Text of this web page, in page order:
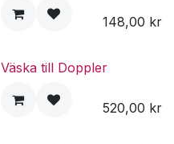
148,00 kr
Väska till Doppler
520,00 kr